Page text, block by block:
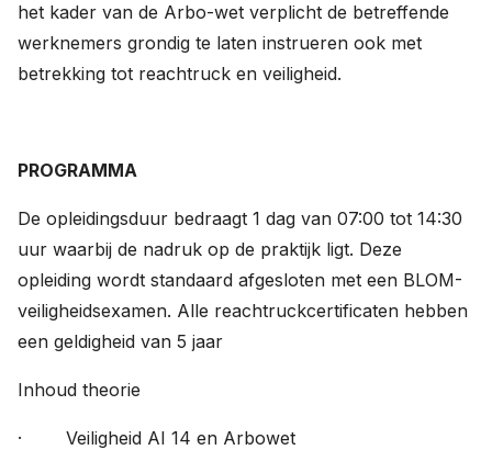
het kader van de Arbo-wet verplicht de betreffende
werknemers grondig te laten instrueren ook met
betrekking tot reachtruck en veiligheid.
PROGRAMMA
De opleidingsduur bedraagt 1 dag van 07:00 tot 14:30
uur waarbij de nadruk op de praktijk ligt. Deze
opleiding wordt standaard afgesloten met een BLOM-
veiligheidsexamen. Alle reachtruckcertificaten hebben
een geldigheid van 5 jaar
Inhoud theorie
· Veiligheid AI 14 en Arbowet